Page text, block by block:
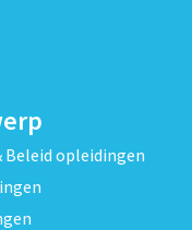
opleidingen